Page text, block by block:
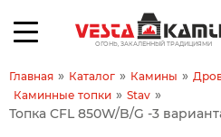
Главная » Каталог » Камины »
Каминные топки » Stav »
Топка CFL 850W/B/G -3